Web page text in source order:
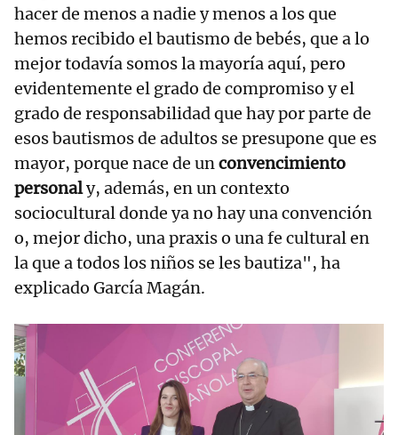
hacer de menos a nadie y menos a los que
hemos recibido el bautismo de bebés, que a lo
mejor todavía somos la mayoría aquí, pero
evidentemente el grado de compromiso y el
grado de responsabilidad que hay por parte de
esos bautismos de adultos se presupone que es
mayor, porque nace de unconvencimiento
personaly, además, en un contexto
sociocultural donde ya no hay una convención
o, mejor dicho, una praxis o una fe cultural en
la que a todos los niños se les bautiza", ha
explicado García Magán.